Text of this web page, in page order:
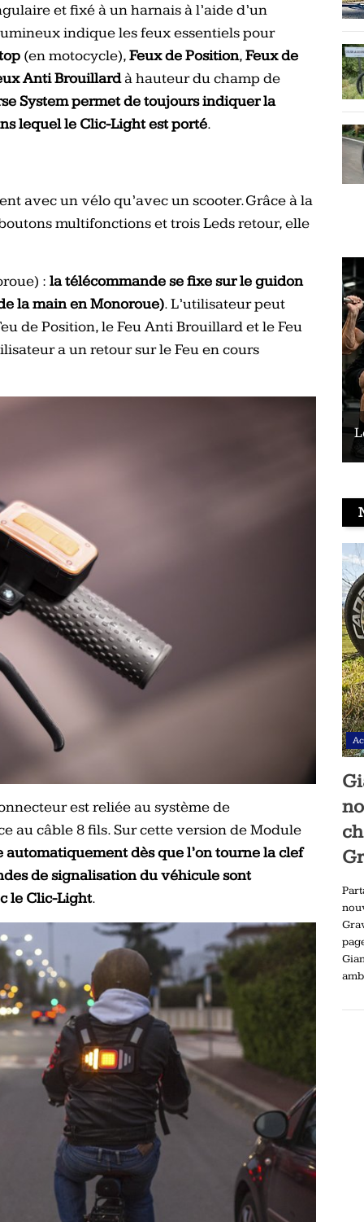
et fixé à un harnais à l’aide d’un
indique les feux essentiels pour
(en motocycle),Feux de Position,Feux de
Anti Brouillardà hauteur du champ de
System permet de toujours indiquer la
lequel le Clic-Light est porté.
avec un vélo qu’avec un scooter. Grâce à la
multifonctions et trois Leds retour, elle
: la télécommande se fixe sur le guidon
la main en Monoroue). L’utilisateur peut
de Position, le Feu Anti Brouillard et le Feu
a un retour sur le Feu en cours
est reliée au système de
au câble 8 fils. Sur cette version de Module
automatiquement dès que l’on tourne la clef
de signalisation du véhicule sont
le Clic-Light.